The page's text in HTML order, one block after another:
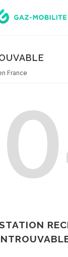
France